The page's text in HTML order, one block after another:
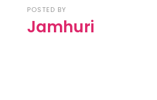
POSTED BY
Jamhuri